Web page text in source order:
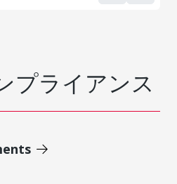
プライアンス